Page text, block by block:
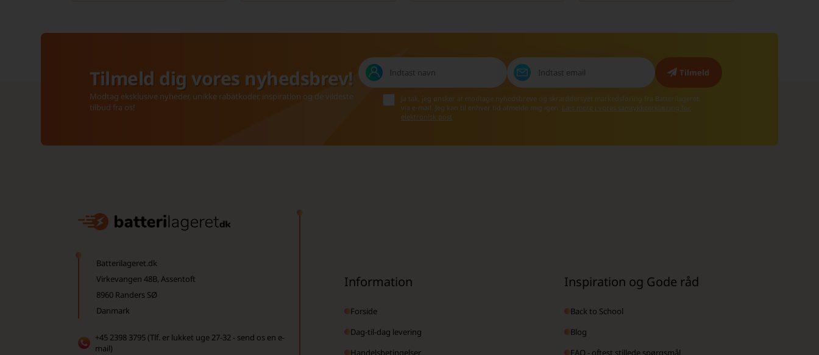
Tilmeld dig vores nyhedsbrev!
Modtag eksklusive nyheder, unikke rabatkoder, inspiration og de vildeste
tilbud fra os!
Ja tak, jeg ønsker at modtage nyhedsbreve og skræddersyet markedsføring fra Batterilageret
via e-mail. Jeg kan til enhver tid afmelde mig igen. Læs mere i vores samtykkeerklæring for
elektronisk post
Batterilageret.dk
Virkevangen 48B, Assentoft
8960 Randers SØ
Danmark
+45 2398 3795 (Tlf. er lukket uge 27-32 - send os en e-
mail)
Information
Forside
Dag-til-dag levering
Handelsbetingelser
Inspiration og Gode råd
Back to School
Blog
FAQ - oftest stillede spørgsmål